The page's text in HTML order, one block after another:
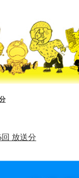
放送分